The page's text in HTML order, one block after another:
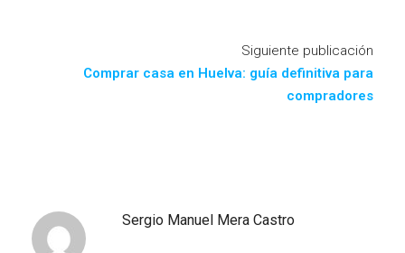
Siguiente publicación
Comprar casa en Huelva: guía definitiva para
compradores
Sergio Manuel Mera Castro